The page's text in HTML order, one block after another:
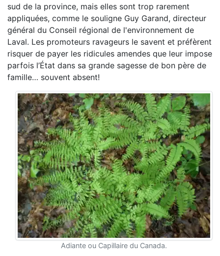
sud de la province, mais elles sont trop rarement
appliquées, comme le souligne Guy Garand, directeur
général du Conseil régional de l'environnement de
Laval. Les promoteurs ravageurs le savent et préfèrent
risquer de payer les ridicules amendes que leur impose
parfois l’État dans sa grande sagesse de bon père de
famille… souvent absent!
Adiante ou Capillaire du Canada.